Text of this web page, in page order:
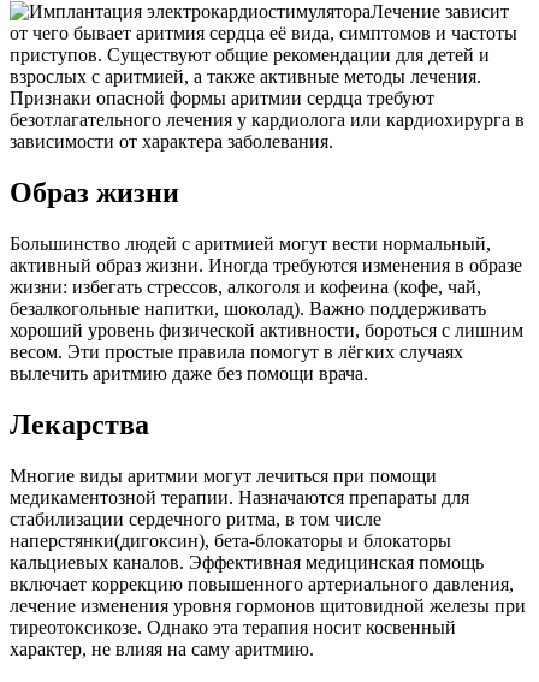
Лечение зависит
от чего бывает аритмия сердца её вида, симптомов и частоты
приступов. Существуют общие рекомендации для детей и
взрослых с аритмией, а также активные методы лечения.
Признаки опасной формы аритмии сердца требуют
безотлагательного лечения у кардиолога или кардиохирурга в
зависимости от характера заболевания.
Образ жизни
Большинство людей с аритмией могут вести нормальный,
активный образ жизни. Иногда требуются изменения в образе
жизни: избегать стрессов, алкоголя и кофеина (кофе, чай,
безалкогольные напитки, шоколад). Важно поддерживать
хороший уровень физической активности, бороться с лишним
весом. Эти простые правила помогут в лёгких случаях
вылечить аритмию даже без помощи врача.
Лекарства
Многие виды аритмии могут лечиться при помощи
медикаментозной терапии. Назначаются препараты для
стабилизации сердечного ритма, в том числе
наперстянки(дигоксин), бета-блокаторы и блокаторы
кальциевых каналов. Эффективная медицинская помощь
включает коррекцию повышенного артериального давления,
лечение изменения уровня гормонов щитовидной железы при
тиреотоксикозе. Однако эта терапия носит косвенный
характер, не влияя на саму аритмию.